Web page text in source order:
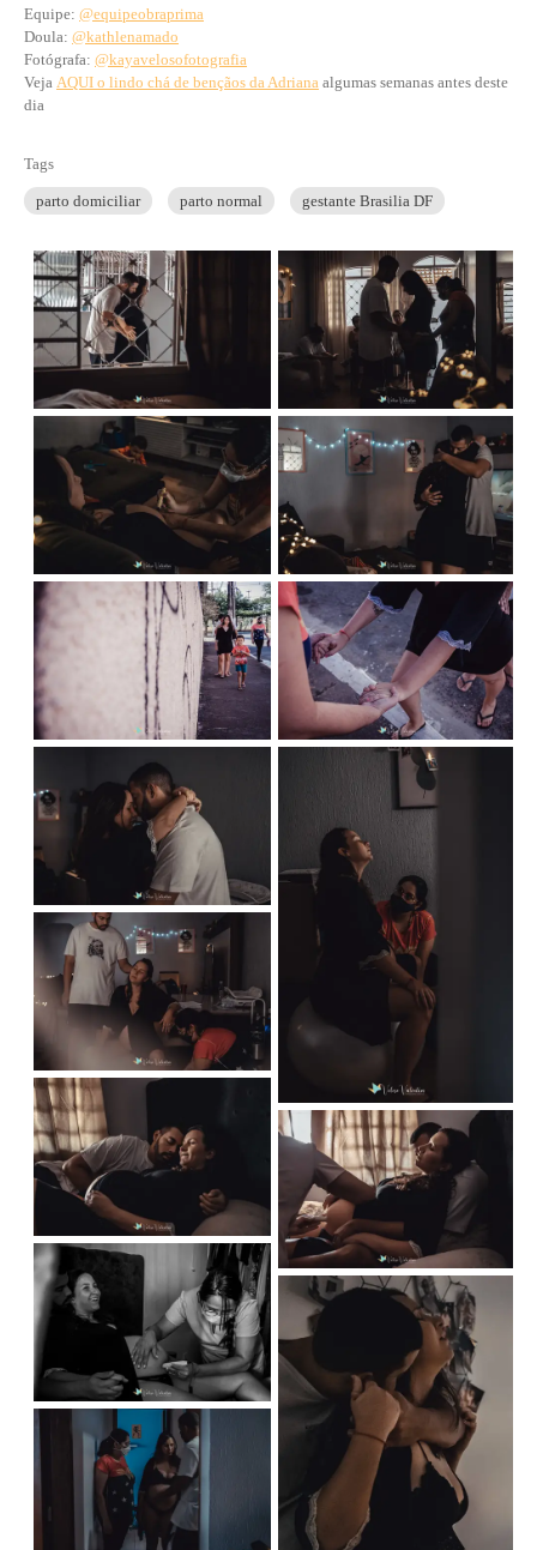
Equipe: @equipeobraprima
Doula: @kathlenamado
Fotógrafa: @kayavelosofotografia
Veja AQUI o lindo chá de bençãos da Adriana algumas semanas antes deste
dia
Tags
parto domiciliar parto normal gestante Brasilia DF